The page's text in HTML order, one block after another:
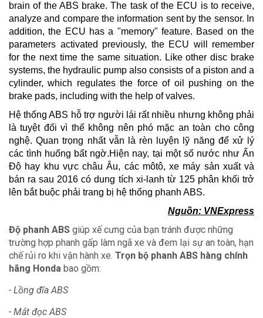
brain of the ABS brake.The task of the ECU is to receive,
analyze and compare the information sent by the sensor. In
addition, the ECU has a "memory" feature. Based on the
parameters activated previously, the ECU will remember
for the next time the same situation. Like other disc brake
systems, the hydraulic pump also consists of a piston and a
cylinder, which regulates the force of oil pushing on the
brake pads, including with the help of valves.
Hệ thống ABS hỗ trợ người lái rất nhiều nhưng không phải
là tuyệt đối vì thế không nên phó mặc an toàn cho công
nghệ. Quan trọng nhất vẫn là rèn luyện lỹ năng để xử lý
các tình huống bất ngờ.Hiện nay, tại một số nước như Ấn
Độ hay khu vực châu Âu, các môtô, xe máy sản xuất và
bán ra sau 2016 có dung tích xi-lanh từ 125 phân khối trở
lên bắt buộc phải trang bị hệ thống phanh ABS.
Nguồn: VNExpress
Độ phanh ABS giúp xế cưng của bạn tránh được những
trường hợp phanh gấp làm ngã xe và đem lại sự an toàn, hạn
chế rủi ro khi vận hành xe. Trọn bộ phanh ABS hàng chính
hãng Honda bao gồm:
- Lồng đĩa ABS
- Mắt đọc ABS